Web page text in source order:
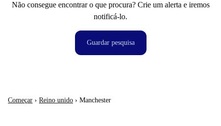
Não consegue encontrar o que procura? Crie um alerta e iremos
notificá-lo.
Guardar pesquisa
Começar › Reino unido › Manchester